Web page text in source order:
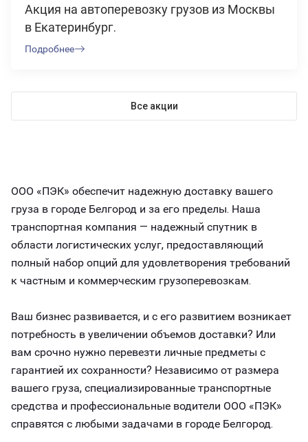
Акция на автоперевозку грузов из Москвы
в Екатеринбург.
Подробнее
Все акции
ООО «ПЭК» обеспечит надежную доставку вашего
груза в городе Белгород и за его пределы. Наша
транспортная компания — надежный спутник в
области логистических услуг, предоставляющий
полный набор опций для удовлетворения требований
к частным и коммерческим грузоперевозкам.
Ваш бизнес развивается, и с его развитием возникает
потребность в увеличении объемов доставки? Или
вам срочно нужно перевезти личные предметы с
гарантией их сохранности? Независимо от размера
вашего груза, специализированные транспортные
средства и профессиональные водители ООО «ПЭК»
справятся с любыми задачами в городе Белгород.